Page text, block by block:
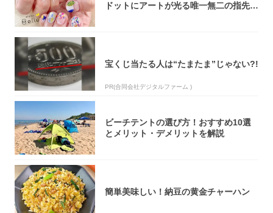
ドットにアートが光る唯一無二の指先が
宝くじ当たる人は“たまたま”じゃない?!
PR(合同会社デジタルファーム )
ビーチテントの選び方！おすすめ10選
とメリット・デメリットを解説
簡単美味しい！納豆の黄金チャーハン